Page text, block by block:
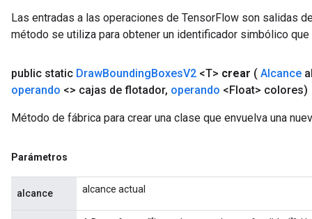
Las entradas a las operaciones de TensorFlow son salidas
método se utiliza para obtener un identificador simbólico
public static DrawBoundingBoxesV2 <T> crear ( Alcance
operando <> cajas de flotador, operando <Float> colores)
Método de fábrica para crear una clase que envuelva una
Parámetros
alcance alcance actual